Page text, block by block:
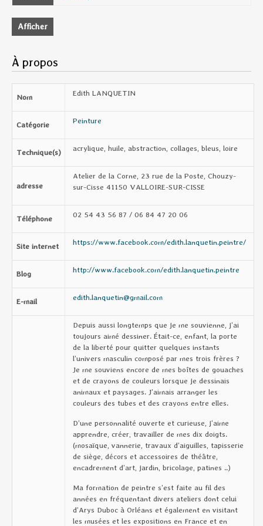
Afficher
À propos
Nom Edith LANQUETIN
Catégorie Peinture
Technique(s) acrylique, huile, abstraction, collages, bleus, loire
adresse
Atelier de la Corne, 23 rue de la Poste, Chouzy-
sur-Cisse 41150 VALLOIRE-SUR-CISSE
Téléphone 02 54 43 56 87 / 06 84 47 20 06
Site internet https://www.facebook.com/edith.lanquetin.peintre/
Blog http://www.facebook.com/edith.lanquetin.peintre
E-mail edith.lanquetin@gmail.com
Depuis aussi longtemps que je me souvienne, j’ai
toujours aimé dessiner. Était-ce, enfant, la porte
de la liberté pour quitter quelques instants
l’univers masculin composé par mes trois frères ?
Je me souviens encore de mes boîtes de gouaches
et de crayons de couleurs lorsque je dessinais
animaux et paysages. J’aimais arranger les
couleurs des tubes et des crayons entre elles.
D’une personnalité ouverte et curieuse, j’aime
apprendre, créer, travailler de mes dix doigts.
(mosaïque, vannerie, travaux d’aiguilles, tapisserie
de siège, décors et accessoires de théâtre,
encadrement d’art, jardin, bricolage, patines ..)
Ma formation de peintre s’est faite au fil des
années en fréquentant divers ateliers dont celui
d’Arys Duboc à Orléans et également en visitant
les musées et les expositions en France et en